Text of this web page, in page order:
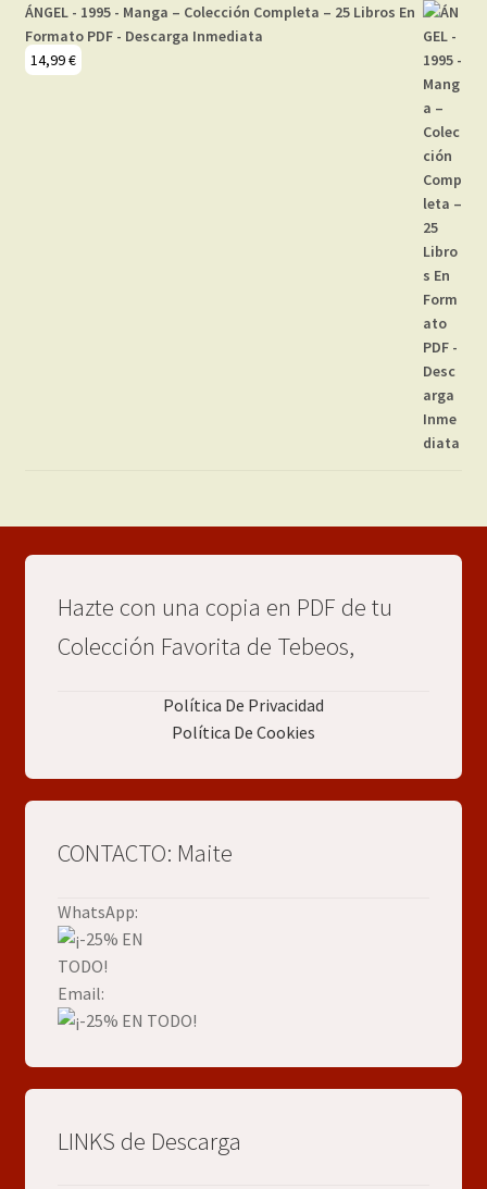
ÁNGEL - 1995 - Manga – Colección Completa – 25 Libros En
Formato PDF - Descarga Inmediata
14,99€
Hazte con una copia en PDF de tu
Colección Favorita de Tebeos,
Política De Privacidad
Política De Cookies
CONTACTO: Maite
WhatsApp:
Email:
LINKS de Descarga